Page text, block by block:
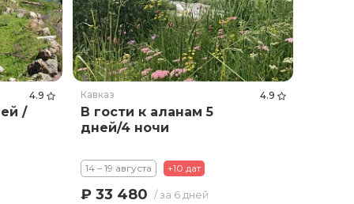
4.9
/
Кавказ 4.9
В гости к аланам 5
дней/4 ночи
14 – 19 августа +10 дат
₽ 33 480 / за 6 дней